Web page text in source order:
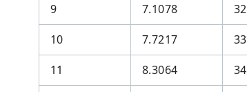
9
7.1078 32
10
7.7217 33
11
8.3064 34